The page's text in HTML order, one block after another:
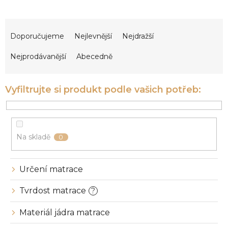
p
r
o
Doporučujeme Nejlevnější Nejdražší
Nejprodávanější Abecedně
Na skladě 0
Materiál jádra matrace
Tvrdost matrace ?
Určení matrace